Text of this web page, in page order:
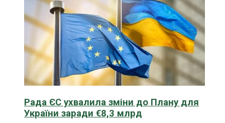
Рада ЄС ухвалила зміни до Плану для
України заради €8,3 млрд